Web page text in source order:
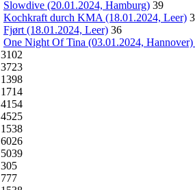
Slowdive (20.01.2024, Hamburg) 39
Kochkraft durch KMA (18.01.2024, Leer)
Fjørt (18.01.2024, Leer) 36
One Night Of Tina (03.01.2024, Hannover)
3102
3723
1398
1714
4154
4525
1538
6026
5039
305
777